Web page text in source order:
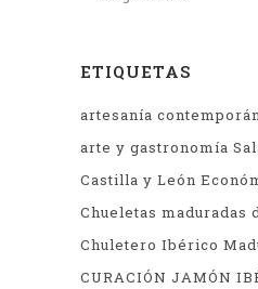
ETIQUETAS
artesanía
arte y gastronomía
Castilla y León
Chueletas maduradas
Chuletero Ibérico
CURACIÓN JAMÓN